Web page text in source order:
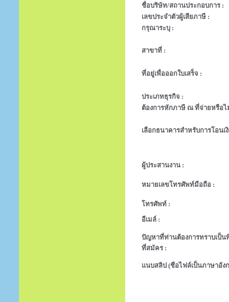
ชื่อบริษัท/สถานประกอบการ :
เลขประจำตัวผู้เสียภาษี :
กรุณาระบุ :
สาขาที่ :
ที่อยู่เพื่อออกใบเสร็จ :
ประเภทธุรกิจ :
ต้องการหักภาษี ณ ที่จ่ายหรือไ
เลือกธนาคารสำหรับการโอนเ
ผู้ประสานงาน :
หมายเลขโทรศัพท์มือถือ :
โทรศัพท์ :
อีเมล์ :
ปัญหาที่ท่านต้องการทราบเป็นพิ
ที่สมัคร :
แนบสลิป (ชือไฟล์เป็นภาษาอัง